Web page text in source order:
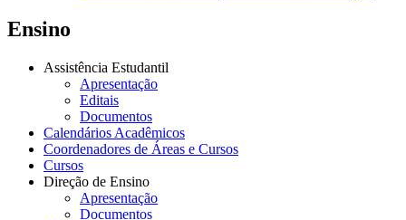
Ensino
Assistência Estudantil
Apresentação
Editais
Documentos
Calendários Acadêmicos
Coordenadores de Áreas e Cursos
Cursos
Direção de Ensino
Apresentação
Documentos